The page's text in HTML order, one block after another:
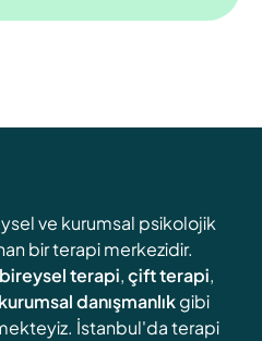
ve kurumsal psikolojik
bir terapi merkezidir.
bireysel terapi,çift terapi,
kurumsal danışmanlıkgibi
İstanbul'da terapi